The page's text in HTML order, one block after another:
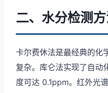
二、水分检测
卡尔费休法是最经典的化
复杂。库仑法实现了自动
度可达 0.1ppm。红外光